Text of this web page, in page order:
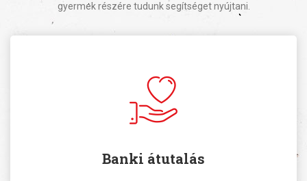
gyermek részére tudunk segítséget nyújtani.
Banki átutalás